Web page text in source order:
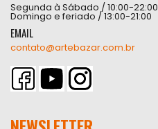
Segunda à Sábado / 10:00-22:00
Domingo e feriado / 13:00-21:00
EMAIL
contato@artebazar.com.br